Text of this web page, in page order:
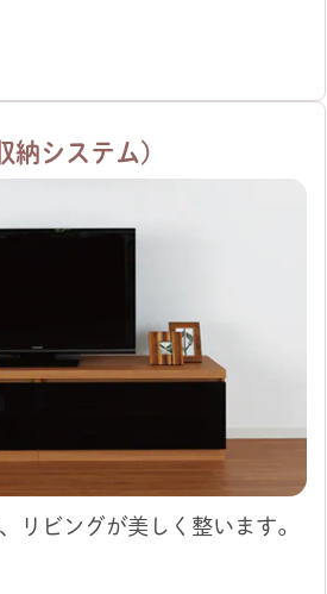
納システム）
リビングが美しく整います。